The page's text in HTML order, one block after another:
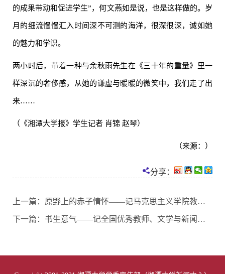
的成果带动和促进学生”，何文燕如是说，也是这样做的。岁
月的细流慢慢汇入时间深不可测的海洋，很深很深，诚如她
的魅力和学识。
两小时后，带着一种与余秋雨先生在《三十年的重量》里一
样深沉的奢侈感，从她的谦虚与暖暖的微笑中，我们走了出
来……
（《湘潭大学报》学生记者 肖锦 赵琴）
（来源：）
分享：
上一篇： 原野上的赤子情怀——记马克思主义学院教师贺鉴
下一篇： 书生意气——记全国优秀教师、文学与新闻学院院长季水河教授